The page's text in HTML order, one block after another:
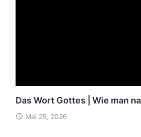
Das Wort Gottes | Wie man
Mai 25, 2026